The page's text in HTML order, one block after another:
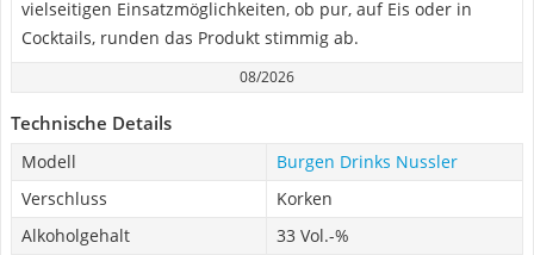
vielseitigen Einsatzmöglichkeiten, ob pur, auf Eis oder in
Cocktails, runden das Produkt stimmig ab.
08/2026
Technische Details
Modell
Burgen Drinks Nussler
Verschluss
Korken
Alkoholgehalt
33 Vol.-%